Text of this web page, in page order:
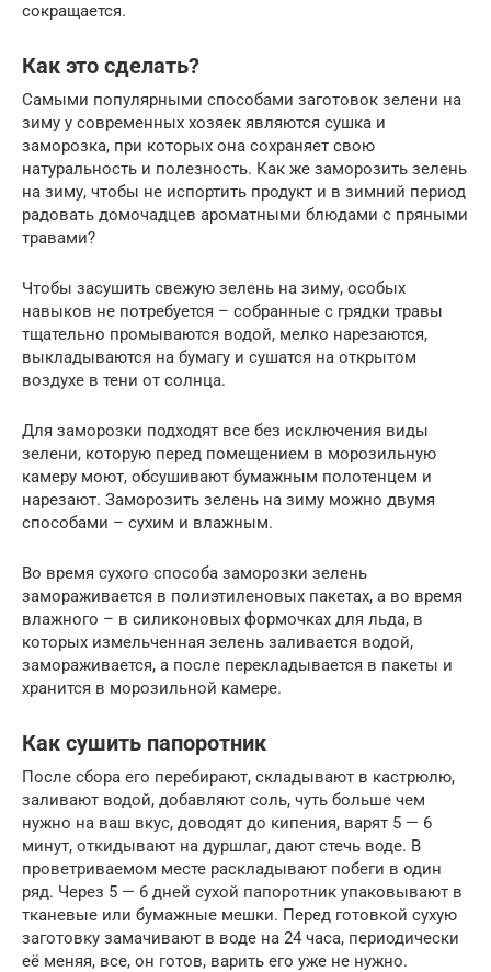
сокращается.
Как это сделать?
Самыми популярными способами заготовок зелени на
зиму у современных хозяек являются сушка и
заморозка, при которых она сохраняет свою
натуральность и полезность. Как же заморозить зелень
на зиму, чтобы не испортить продукт и в зимний период
радовать домочадцев ароматными блюдами с пряными
травами?
Чтобы засушить свежую зелень на зиму, особых
навыков не потребуется – собранные с грядки травы
тщательно промываются водой, мелко нарезаются,
выкладываются на бумагу и сушатся на открытом
воздухе в тени от солнца.
Для заморозки подходят все без исключения виды
зелени, которую перед помещением в морозильную
камеру моют, обсушивают бумажным полотенцем и
нарезают. Заморозить зелень на зиму можно двумя
способами – сухим и влажным.
Во время сухого способа заморозки зелень
замораживается в полиэтиленовых пакетах, а во время
влажного – в силиконовых формочках для льда, в
которых измельченная зелень заливается водой,
замораживается, а после перекладывается в пакеты и
хранится в морозильной камере.
Как сушить папоротник
После сбора его перебирают, складывают в кастрюлю,
заливают водой, добавляют соль, чуть больше чем
нужно на ваш вкус, доводят до кипения, варят 5 — 6
минут, откидывают на дуршлаг, дают стечь воде. В
проветриваемом месте раскладывают побеги в один
ряд. Через 5 — 6 дней сухой папоротник упаковывают в
тканевые или бумажные мешки. Перед готовкой сухую
заготовку замачивают в воде на 24 часа, периодически
её меняя, все, он готов, варить его уже не нужно.